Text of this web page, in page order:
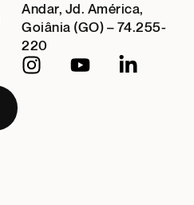
Andar, Jd. América,
Goiânia (GO) – 74.255-
220